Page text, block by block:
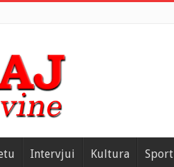
Intervjui Kultura Sport